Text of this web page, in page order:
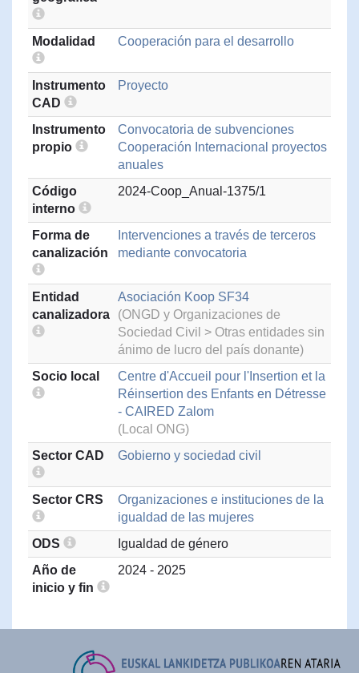
Modalidad Cooperación para el desarrollo
Instrumento
CAD
Proyecto
Instrumento
propio
Convocatoria de subvenciones
Cooperación Internacional proyectos
anuales
Código
interno
2024-Coop_Anual-1375/1
Forma de
canalización
Intervenciones a través de terceros
mediante convocatoria
Entidad
canalizadora
Asociación Koop SF34
(ONGD y Organizaciones de
Sociedad Civil > Otras entidades sin
ánimo de lucro del país donante)
Socio local
Centre d'Accueil pour l'Insertion et la
Réinsertion des Enfants en Détresse
- CAIRED Zalom
(Local ONG)
Sector CAD
Gobierno y sociedad civil
Sector CRS
Organizaciones e instituciones de la
igualdad de las mujeres
ODS
Igualdad de género
Año de
inicio y fin
2024 - 2025